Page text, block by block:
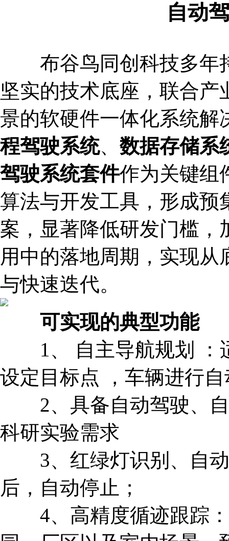
自动
布谷鸟同创科技多年
坚实的技术底座，联合
景的软硬件一体化系统解
程驾驶系统‌、‌ 数据存储系
驾驶系统套件作为关键组
算法与开发工具，形成预
案，显著降低研发门槛，
用中的落地周期，实现
与快速迭代。
可实现的典型功能
1、 自主导航规划 ：
设定目标点 ，车辆进行
2、具备自动驾驶、自
科研实验需求
3、红绿灯识别、自动
后，自动停止；
4、高精度循迹跟踪：